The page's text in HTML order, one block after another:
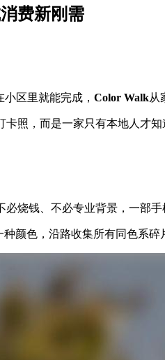
费新刚需
小区里就能完成， Color Walk从
照，而是一家只有本地人才
必烧钱、不必专业背景，一部
颜色，沿路收集所有同色系碎